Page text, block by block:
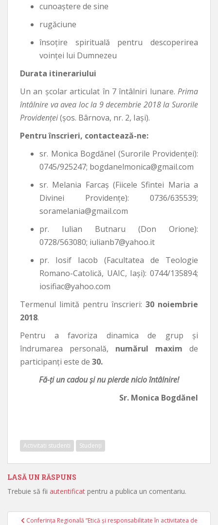
cunoaştere de sine
rugăciune
însoţire spirituală pentru descoperirea
voinţei lui Dumnezeu
Durata itinerariului
Un an şcolar articulat în 7 întâlniri lunare. Prima
întâlnire va avea loc la 9 decembrie 2018 la Surorile
Providenţei(şos. Bârnova, nr. 2, Iaşi).
Pentru înscrieri, contactează-ne:
sr. Monica Bogdănel (Surorile Providenţei):
0745/925247; bogdanelmonica@gmail.com
sr. Melania Farcaş (Fiicele Sfintei Maria a
Divinei Providenţe): 0736/635539;
soramelania@gmail.com
pr. Iulian Butnaru (Don Orione):
0728/563080; iulianb7@yahoo.it
pr. Iosif Iacob (Facultatea de Teologie
Romano-Catolică, UAIC, Iaşi): 0744/135894;
iosifiac@yahoo.com
Termenul limită pentru înscrieri: 30 noiembrie
2018.
Pentru a favoriza dinamica de grup şi
îndrumarea personală, numărul maxim de
participanţi este de 30.
Fă-ţi un cadou şi nu pierde nicio întâlnire!
Sr. Monica Bogdănel
Activitati studenti Studenți
LASĂ UN RĂSPUNS
Trebuie să fii autentificat pentru a publica un comentariu.
Conferința Regională ”Etică și responsabilitate în activitatea de